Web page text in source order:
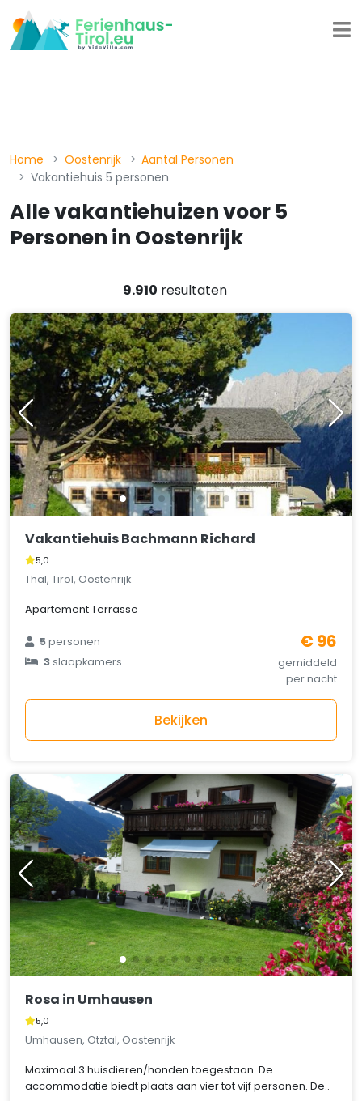
Home Oostenrijk
Aantal Personen
Vakantiehuis 5 personen
Alle vakantiehuizen voor 5
Personen in Oostenrijk
9.910 resultaten
Vakantiehuis Bachmann Richard
5,0
Thal, Tirol, Oostenrijk
Apartement Terrasse
5personen
3slaapkamers
€ 96
gemiddeld
per nacht
Bekijken
Rosa in Umhausen
5,0
Umhausen, Ötztal, Oostenrijk
Maximaal 3 huisdieren/honden toegestaan. De
accommodatie biedt plaats aan vier tot vijf personen. De..